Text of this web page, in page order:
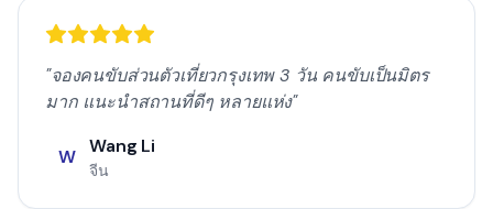
"จองคนขับส่วนตัวเที่ยวกรุงเทพ 3 วัน คนขับเป็นมิตร
มาก แนะนำสถานที่ดีๆ หลายแห่ง"
W Wang Li
จีน